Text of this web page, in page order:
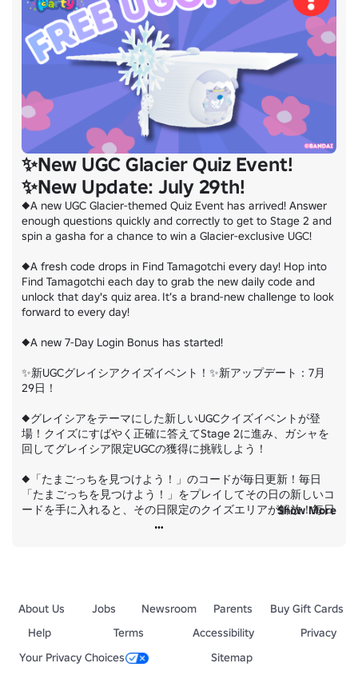
３．みんなで盛り上げよう！
ゲームの感想、「こうしたらもっと面白いかも！」というアイデア
Share game experiences and ideas for new features – like "This
あなたの声が、『Tamagotchi Party』をどんどん成長させます。一
Let's create and enjoy the best "Tamagotchi Party" together!
✨New UGC Glacier Quiz Event!
✨New Update: July 29th!
◆A new UGC Glacier-themed Quiz Event has arrived! Answer
enough questions quickly and correctly to get to Stage 2 and
spin a gasha for a chance to win a Glacier-exclusive UGC!
◆A fresh code drops in Find Tamagotchi every day! Hop into
Find Tamagotchi each day to grab the new daily code and
unlock that day's quiz area. It’s a brand-new challenge to look
forward to every day!
◆A new 7-Day Login Bonus has started!
✨新UGCグレイシアクイズイベント！✨新アップデート：7月
29日！
◆グレイシアをテーマにした新しいUGCクイズイベントが登
場！クイズにすばやく正確に答えてStage 2に進み、ガシャを
回してグレイシア限定UGCの獲得に挑戦しよう！
◆「たまごっちを見つけよう！」のコードが毎日更新！毎日
「たまごっちを見つけよう！」をプレイしてその日の新しいコ
ードを手に入れると、その日限定のクイズエリアが解放！毎日
遊ぶほど新しいチャレンジが楽しめます。
Show More
About Us Jobs Newsroom Parents
Buy Gift Cards
Help
Terms Accessibility
Privacy
Your Privacy Choices
Sitemap